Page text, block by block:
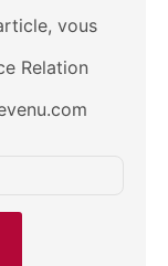
vous
Relation